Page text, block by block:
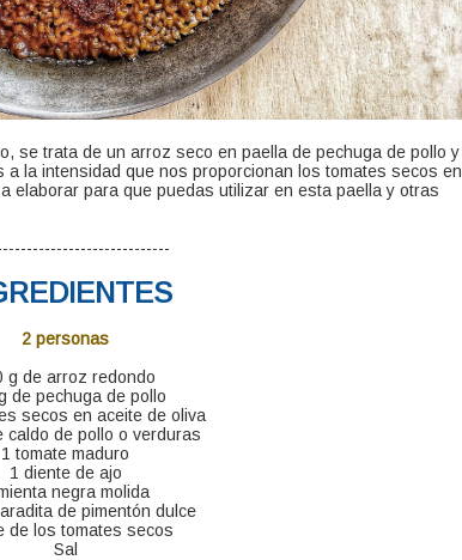
se trata de un arroz seco en paella de pechuga de pollo y
la intensidad que nos proporcionan los tomates secos en
elaborar para que puedas utilizar en esta paella y otras
2 personas
g de arroz redondo
de pechuga de pollo
secos en aceite de oliva
caldo de pollo o verduras
1 tomate maduro
1 diente de ajo
negra molida
de pimentón dulce
de los tomates secos
Sal